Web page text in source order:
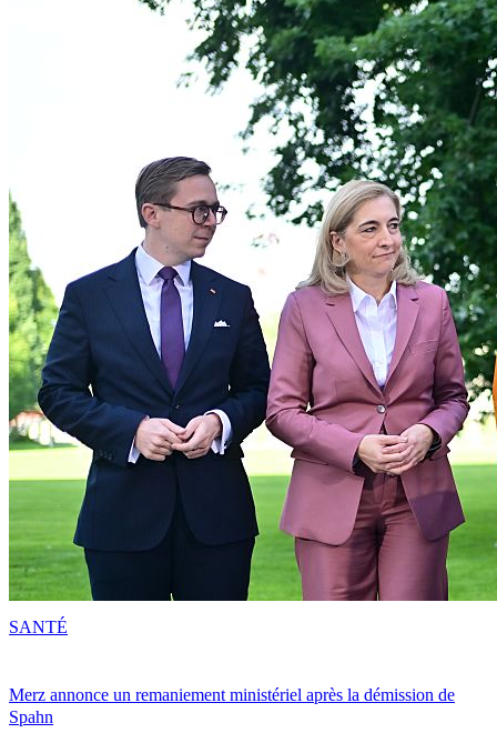
Merz annonce un remaniement ministériel après la démission de
Spahn
SANTÉ